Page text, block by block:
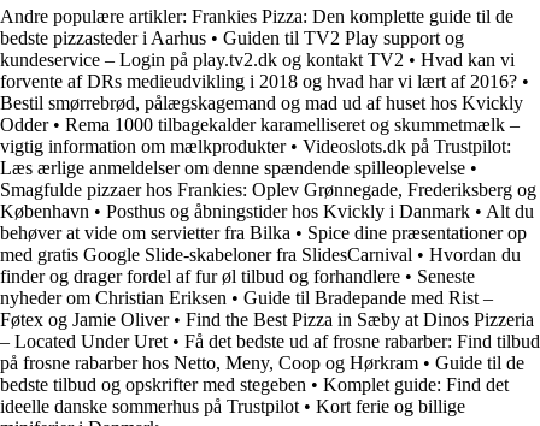
Andre populære artikler: Frankies Pizza: Den komplette guide til de
bedste pizzasteder i Aarhus • Guiden til TV2 Play support og
kundeservice – Login på play.tv2.dk og kontakt TV2 • Hvad kan vi
forvente af DRs medieudvikling i 2018 og hvad har vi lært af 2016? •
Bestil smørrebrød, pålægskagemand og mad ud af huset hos Kvickly
Odder• Rema 1000 tilbagekalder karamelliseret og skummetmælk –
vigtig information om mælkprodukter• Videoslots.dk på Trustpilot:
Læs ærlige anmeldelser om denne spændende spilleoplevelse •
Smagfulde pizzaer hos Frankies: Oplev Grønnegade, Frederiksberg og
København • Posthus og åbningstider hos Kvickly i Danmark • Alt du
behøver at vide om servietter fra Bilka • Spice dine præsentationer op
med gratis Google Slide-skabeloner fra SlidesCarnival • Hvordan du
finder og drager fordel af fur øl tilbud og forhandlere • Seneste
nyheder om Christian Eriksen • Guide til Bradepande med Rist –
Føtex og Jamie Oliver• Find the Best Pizza in Sæby at Dinos Pizzeria
– Located Under Uret • Få det bedste ud af frosne rabarber: Find tilbud
på frosne rabarber hos Netto, Meny, Coop og Hørkram • Guide til de
bedste tilbud og opskrifter med stegeben • Komplet guide: Find det
ideelle danske sommerhus på Trustpilot • Kort ferie og billige